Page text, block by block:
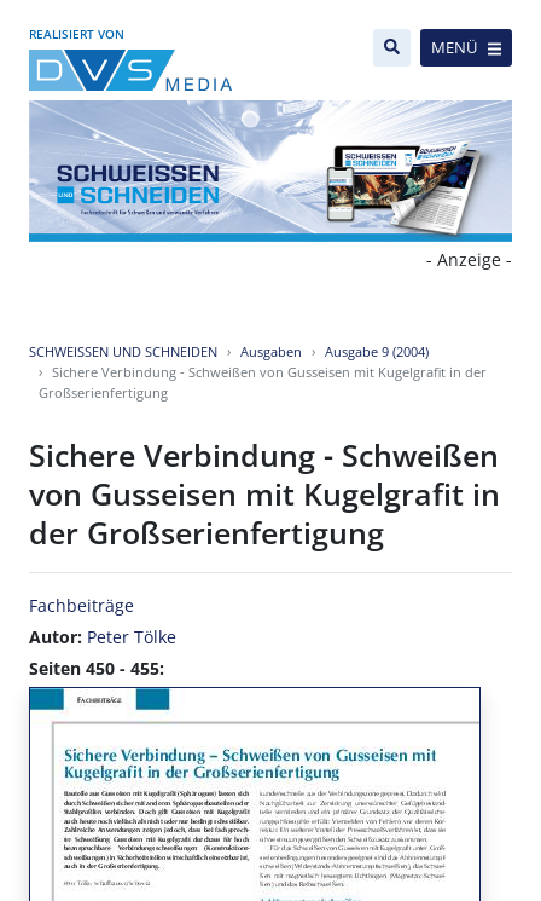
REALISIERT VON
MENÜ
- Anzeige -
SCHWEISSEN UND SCHNEIDEN Ausgaben
Ausgabe 9 (2004)
Sichere Verbindung - Schweißen von Gusseisen mit Kugelgrafit in der
Großserienfertigung
Sichere Verbindung - Schweißen
von Gusseisen mit Kugelgrafit in
der Großserienfertigung
Fachbeiträge
Autor: Peter Tölke
Seiten 450 - 455: